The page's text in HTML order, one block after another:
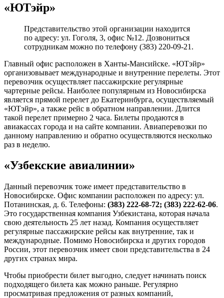
«ЮТэйр»
Представительство этой организации находится
по адресу: ул. Гоголя, 3, офис №12. Дозвониться
сотрудникам можно по телефону (383) 220-09-21.
Главный офис расположен в Ханты-Мансийске. «ЮТэйр»
организовывает международные и внутренние перелеты. Этот
перевозчик осуществляет пассажирские регулярные
чартерные рейсы. Наиболее популярным из Новосибирска
является прямой перелет до Екатеринбурга, осуществляемый
«ЮТэйр», а также рейс в обратном направлении. Длится
такой перелет примерно 2 часа. Билеты продаются в
авиакассах города и на сайте компании. Авиаперевозки по
данному направлению и обратно осуществляются несколько
раз в неделю.
«Узбекские авиалинии»
Данный перевозчик тоже имеет представительство в
Новосибирске. Офис компании расположен по адресу: ул.
Потанинская, д. 6. Телефоны: (383) 222-68-72; (383) 222-62-06.
Это государственная компания Узбекистана, которая начала
свою деятельность 25 лет назад. Компания осуществляет
регулярные пассажирские рейсы как внутренние, так и
международные. Помимо Новосибирска и других городов
России, этот перевозчик имеет свои представительства в 24
других странах мира.
Чтобы приобрести билет выгодно, следует начинать поиск
подходящего билета как можно раньше. Регулярно
просматривая предложения от разных компаний,